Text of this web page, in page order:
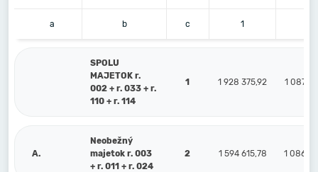
a b c 1
SPOLU
MAJETOK r.
002 + r. 033 + r.
110 + r. 114
1 1 928 375,92 1 087
A.
Neobežný
majetok r. 003
+ r. 011 + r. 024
2 1 594 615,78 1 086